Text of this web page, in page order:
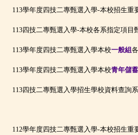
113學年度四技二專甄選入學-本校招生重
113四技二專甄選入學-本校各系指定項目
113學年度四技二專甄選入學本校一般組
113學年度四技二專甄選入學本校青年儲
113四技二專甄選入學招生學校資料查詢
112學年度四技二專甄選入學-本校招生重